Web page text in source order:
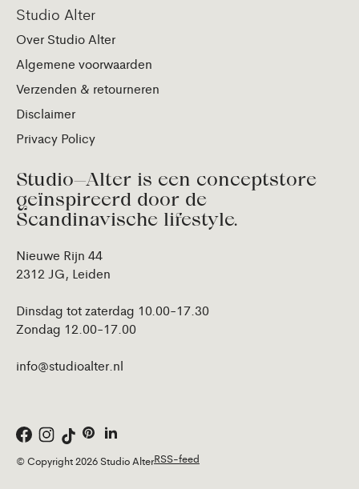
Studio Alter
Over Studio Alter
Algemene voorwaarden
Verzenden & retourneren
Disclaimer
Privacy Policy
Studio—Alter is een conceptstore
geïnspireerd door de
Scandinavische lifestyle.
Nieuwe Rijn 44
2312 JG, Leiden
Dinsdag tot zaterdag 10.00-17.30
Zondag 12.00-17.00
info@studioalter.nl
© Copyright 2026 Studio AlterRSS-feed